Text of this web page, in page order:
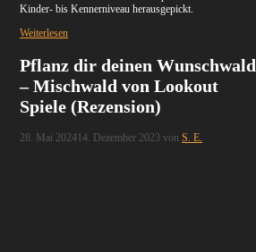
Kinder- bis Kennerniveau herausgepickt.
Weiterlesen
Pflanz dir deinen Wunschwald
– Mischwald von Lookout
Spiele (Rezension)
28. Mai 202414. Dezember 2023 vonS. E.